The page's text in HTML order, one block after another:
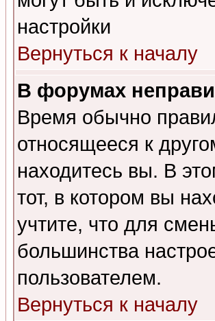
настройки
Вернуться к началу
В форумах
Время обычно
относящееся к
находитесь вы. В
тот, в котором вы
учтите, что для
большинства
пользователем.
Вернуться к началу